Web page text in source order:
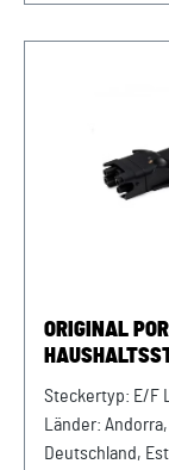
ORIGINAL
Steckertyp: E/F Ladetyp: Wechselstrom (AC) Norm: CEE 7/7
Länder:
Deutschland,